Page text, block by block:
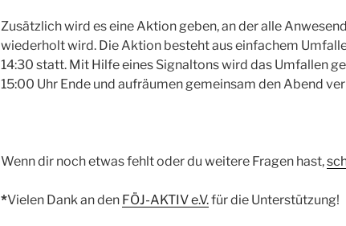
Zusätzlich wird es eine Aktion geben, an der alle
wiederholt wird. Die Aktion besteht aus einfachem
14:30 statt. Mit Hilfe eines Signaltons wird das Umfallen
15:00 Uhr Ende und aufräumen gemeinsam den Abend
Wenn dir noch etwas fehlt oder du weitere Fragen hast,
*Vielen Dank an den FÖJ-AKTIV e.V.für die Unterstützung!